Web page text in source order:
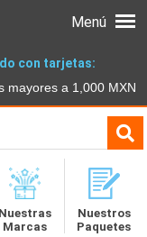
con tarjetas:
mayores a 1,000 MXN
Nuestras
Marcas
Nuestros
Paquetes
Menú